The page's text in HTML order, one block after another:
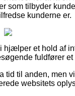
som tilbyder
kunderne er.
et hold af
fuldfører
til anden, men
websitets